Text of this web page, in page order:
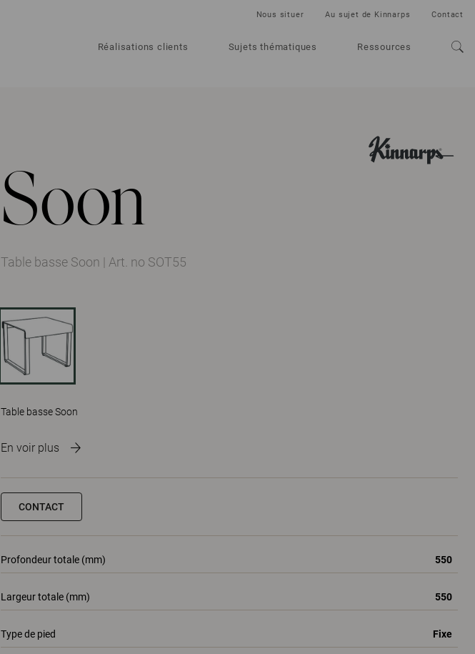
Réalisations clients Sujets thématiques Ressources
Nous situer Au sujet de Kinnarps Contact
Soon
Table basse Soon | Art. no SOT55
Table basse Soon
En voir plus
CONTACT
Profondeur totale (mm) 550
Largeur totale (mm) 550
Type de pied Fixe